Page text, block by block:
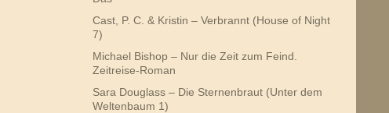
Cast, P. C. & Kristin – Verbrannt (House of Night
7)
Michael Bishop – Nur die Zeit zum Feind.
Zeitreise-Roman
Sara Douglass – Die Sternenbraut (Unter dem
Weltenbaum 1)